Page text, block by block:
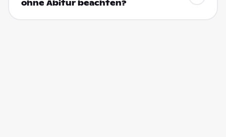
ohne Abitur beachten?